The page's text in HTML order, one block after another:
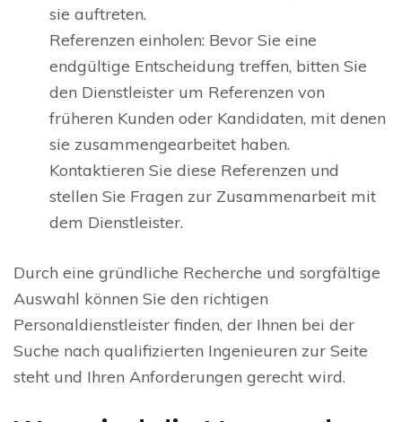
sie auftreten.
Referenzen einholen: Bevor Sie eine
endgültige Entscheidung treffen, bitten Sie
den Dienstleister um Referenzen von
früheren Kunden oder Kandidaten, mit denen
sie zusammengearbeitet haben.
Kontaktieren Sie diese Referenzen und
stellen Sie Fragen zur Zusammenarbeit mit
dem Dienstleister.
Durch eine gründliche Recherche und sorgfältige
Auswahl können Sie den richtigen
Personaldienstleister finden, der Ihnen bei der
Suche nach qualifizierten Ingenieuren zur Seite
steht und Ihren Anforderungen gerecht wird.